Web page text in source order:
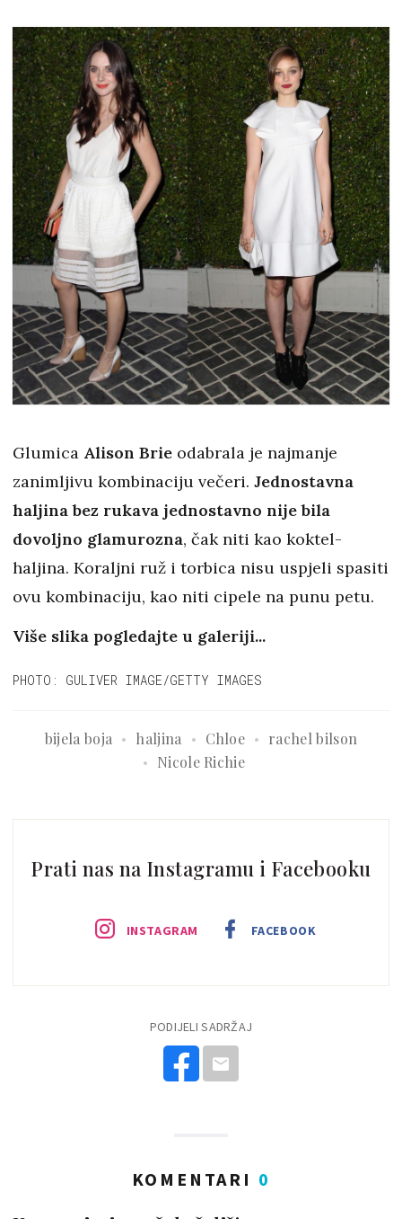
Glumica Alison Brie odabrala je najmanje
zanimljivu kombinaciju večeri. Jednostavna
haljina bez rukava jednostavno nije bila
dovoljno glamurozna, čak niti kao koktel-
haljina. Koraljni ruž i torbica nisu uspjeli spasiti
ovu kombinaciju, kao niti cipele na punu petu.
Više slika pogledajte u galeriji...
PHOTO: GULIVER IMAGE/GETTY IMAGES
bijela boja haljina Chloe
rachel bilson
Nicole Richie
Prati nas na Instagramu i Facebooku
INSTAGRAM FACEBOOK
PODIJELI SADRŽAJ
KOMENTARI 0